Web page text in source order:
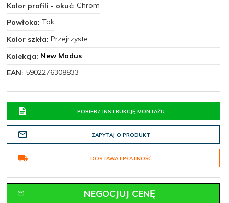
Kolor profili - okuć: Chrom
Powłoka: Tak
Kolor szkła: Przejrzyste
Kolekcja: New Modus
EAN: 5902276308833
POBIERZ INSTRUKCJĘ MONTAŻU
ZAPYTAJ O PRODUKT
DOSTAWA I PŁATNOŚĆ
NEGOCJUJ CENĘ